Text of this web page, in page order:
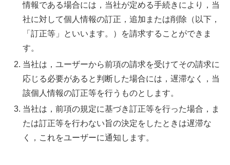
情報である場合には，当社が定める手続きにより，当
社に対して個人情報の訂正，追加または削除（以下，
「訂正等」といいます。）を請求することができま
す。
当社は，ユーザーから前項の請求を受けてその請求に
応じる必要があると判断した場合には，遅滞なく，当
該個人情報の訂正等を行うものとします。
当社は，前項の規定に基づき訂正等を行った場合，ま
たは訂正等を行わない旨の決定をしたときは遅滞な
く，これをユーザーに通知します。